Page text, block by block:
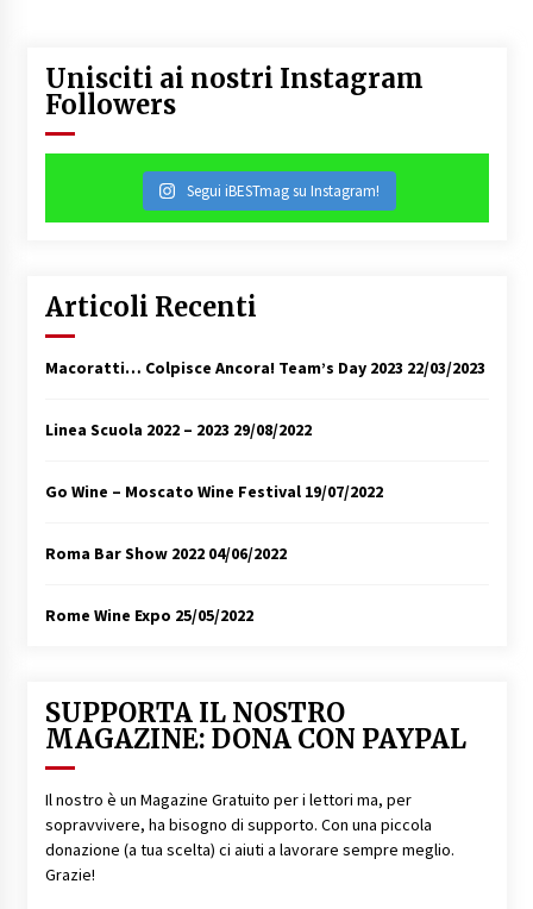
Unisciti ai nostri Instagram
Followers
Segui iBESTmag su Instagram!
Articoli Recenti
Macoratti… Colpisce Ancora! Team’s Day 2023 22/03/2023
Linea Scuola 2022 – 2023 29/08/2022
Go Wine – Moscato Wine Festival 19/07/2022
Roma Bar Show 2022 04/06/2022
Rome Wine Expo 25/05/2022
SUPPORTA IL NOSTRO
MAGAZINE: DONA CON PAYPAL
Il nostro è un Magazine Gratuito per i lettori ma, per
sopravvivere, ha bisogno di supporto. Con una piccola
donazione (a tua scelta) ci aiuti a lavorare sempre meglio.
Grazie!